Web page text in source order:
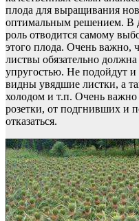
плода для выращивания
оптимальным решением. В
роль отводится самому
этого плода. Очень важно,
листвы обязательно
упругостью. Не подойдут и
видны увядшие листки, а
холодом и т.п. Очень
розетки, от подгнивших и
отказаться.